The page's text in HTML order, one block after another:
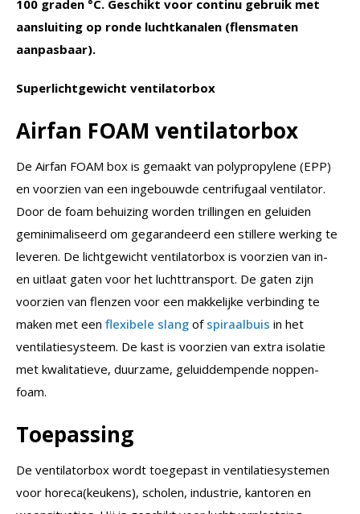
100 graden °C. Geschikt voor continu gebruik met
aansluiting op ronde luchtkanalen (flensmaten
aanpasbaar).
Superlichtgewicht ventilatorbox
Airfan FOAM ventilatorbox
De Airfan FOAM box is gemaakt van polypropylene (EPP)
en voorzien van een ingebouwde centrifugaal ventilator.
Door de foam behuizing worden trillingen en geluiden
geminimaliseerd om gegarandeerd een stillere werking te
leveren. De lichtgewicht ventilatorbox is voorzien van in-
en uitlaat gaten voor het luchttransport. De gaten zijn
voorzien van flenzen voor een makkelijke verbinding te
maken met een flexibele slang of spiraalbuis in het
ventilatiesysteem. De kast is voorzien van extra isolatie
met kwalitatieve, duurzame, geluiddempende noppen-
foam.
Toepassing
De ventilatorbox wordt toegepast in ventilatiesystemen
voor horeca(keukens), scholen, industrie, kantoren en